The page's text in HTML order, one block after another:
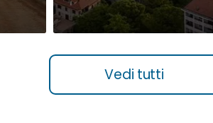
Vedi tutti